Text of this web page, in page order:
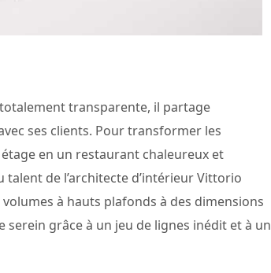
transparente, il partage
ses clients. Pour transformer les
en un restaurant chaleureux et
de l’architecte d’intérieur Vittorio
à hauts plafonds à des dimensions
serein grâce à un jeu de lignes inédit et à un